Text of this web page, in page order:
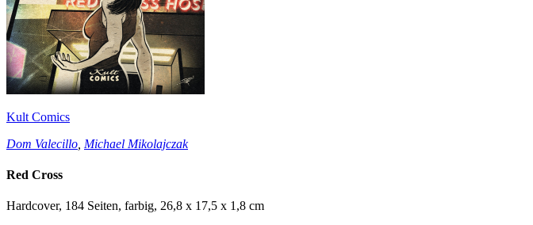
Kult Comics
Dom Valecillo Michael Mikolajczak
Red Cross
Hardcover, 184 Seiten, farbig, 26,8 x 17,5 x 1,8 cm